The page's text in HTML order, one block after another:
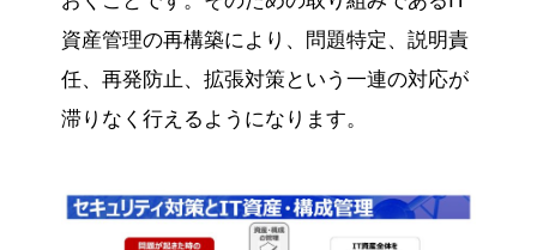
資産管理の再構築により、問題特定、説明責
任、再発防止、拡張対策という一連の対応が
滞りなく行えるようになります。